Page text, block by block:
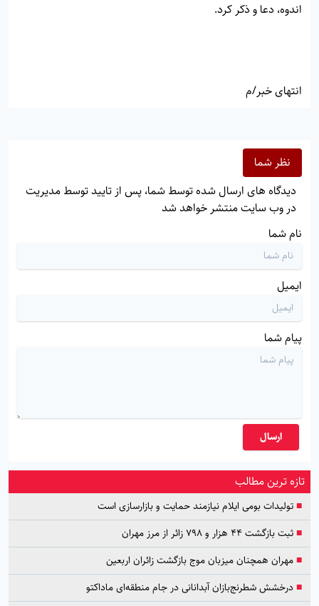
اندوه، دعا و ذکر کرد.
انتهای خبر/م
نظر شما
دیدگاه های ارسال شده توسط شما، پس از تایید توسط مدیریت
در وب سایت منتشر خواهد شد
نام شما
ایمیل
پیام شما
ارسال
تازه ترین مطالب
■تولیدات بومی ایلام نیازمند حمایت و بازارسازی است
■ثبت بازگشت ۴۴ هزار و ۷۹۸ زائر از مرز مهران
■مهران همچنان میزبان موج بازگشت زائران اربعین
■درخشش شطرنج‌بازان آبدانانی در جام منطقه‌ای ماداکتو